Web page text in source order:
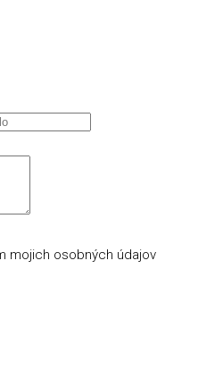
mojich osobných údajov